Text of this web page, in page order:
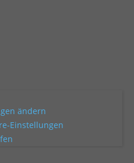
ändern
Einstellungen